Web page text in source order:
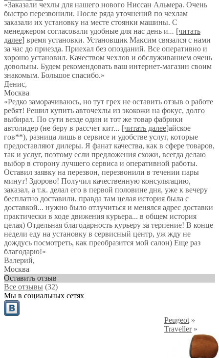
«Заказали чехлы для нашего нового Ниссан Альмера. Очень
быстро перезвонили. После ряда уточнений по чехлам
заказали их установку на месте стоянки машины. С
менеджером согласовали удобные для нас день и... [читать
далее] время установки. Установщик Максим связался с нами
за час до приезда. Приехал без опозданий. Все оперативно и
хорошо установил. Качеством чехлов и обслуживанием очень
довольны. Будем рекомендовать ваш интернет-магазин своим
знакомым. Большое спасибо.»
Денис,
Москва
«Редко заморачиваюсь, но тут грех не оставить отзыв о работе
ребят! Решил купить авточехлы из экокожи на фокус, долго
выбирал. По сути везде один и тот же товар фабрики
автолидер (не беру в рассчет кит... [читать далее]айское
гов**), разница лишь в сервисе и удобстве услуг, которые
предоставляют дилеры. Я фанат качества, как в сфере товаров,
так и услуг, поэтому если предложения схожи, всегда делаю
выбор в сторону лучшего сервиса и оперативной работы.
Оставил заявку на перезвон, перезвонили в течении пары
минут! Здорово! Получил качественную консультацию,
заказал, а т.к. делал его в первой половине дня, уже к вечеру
бесплатно доставили, правда там целая история была с
доставкой... нужно было отлучиться и менялся адрес доставки
практически в ходе движения курьера... в общем история
целая) Отдельная благодарность курьеру за терпение! В конце
недели еду на установку в сервисный центр, уж жду не
дождусь посмотреть, как преобразится мой салон) Еще раз
благодарю!»
Валерий,
Москва
Оставить отзыв
Все отзывы (32)
Мы в социальных сетях
Peugeot »
Traveller»